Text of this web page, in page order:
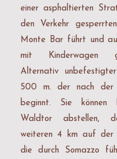
einer asphaltierten
den Verkehr
Monte Bar führt und
mit Kinderwagen
Alternativ
500 m. der nach der
beginnt. Sie
Waldtor abstellen,
weiteren 4 km auf der
die durch Somazzo